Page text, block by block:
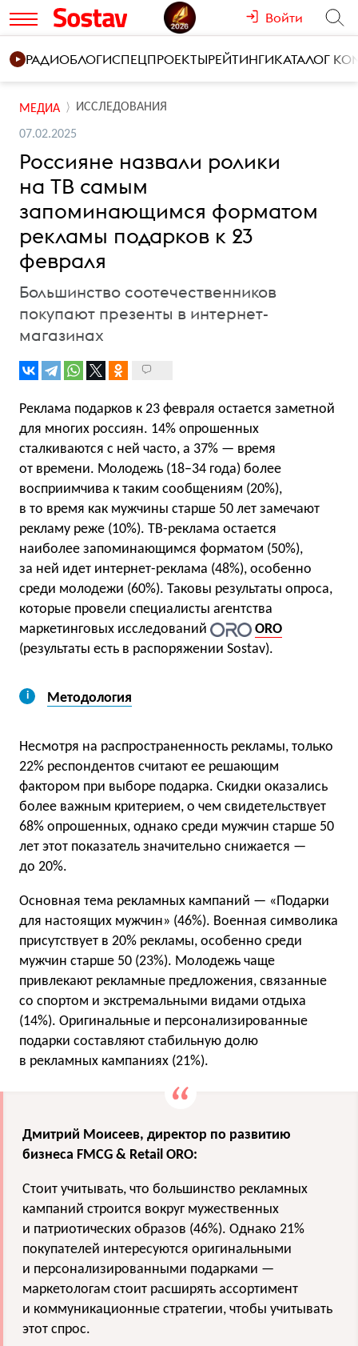
Войти
РАДИОБЛОГИСПЕЦПРОЕКТЫРЕЙТИНГИКАТАЛОГ
МЕДИА ИССЛЕДОВАНИЯ
07.02.2025
Россияне назвали ролики
на ТВ самым
запоминающимся форматом
рекламы подарков к 23
февраля
Большинство соотечественников
покупают презенты в интернет-
магазинах
Реклама подарков к 23 февраля остается заметной
для многих россиян. 14% опрошенных
сталкиваются с ней часто, а 37% — время
от времени. Молодежь (18−34 года) более
восприимчива к таким сообщениям (20%),
в то время как мужчины старше 50 лет замечают
рекламу реже (10%). ТВ-реклама остается
наиболее запоминающимся форматом (50%),
за ней идет интернет-реклама (48%), особенно
среди молодежи (60%). Таковы результаты опроса,
которые провели специалисты агентства
маркетинговых исследований
ORO
(результаты есть в распоряжении Sostav).
Методология
Несмотря на распространенность рекламы, только
22% респондентов считают ее решающим
фактором при выборе подарка. Скидки оказались
более важным критерием, о чем свидетельствует
68% опрошенных, однако среди мужчин старше 50
лет этот показатель значительно снижается —
до 20%.
Основная тема рекламных кампаний — «Подарки
для настоящих мужчин» (46%). Военная символика
присутствует в 20% рекламы, особенно среди
мужчин старше 50 (23%). Молодежь чаще
привлекают рекламные предложения, связанные
со спортом и экстремальными видами отдыха
(14%). Оригинальные и персонализированные
подарки составляют стабильную долю
в рекламных кампаниях (21%).
Дмитрий Моисеев, директор по развитию
бизнеса FMCG & Retail ORO:
Стоит учитывать, что большинство рекламных
кампаний строится вокруг мужественных
и патриотических образов (46%). Однако 21%
покупателей интересуются оригинальными
и персонализированными подарками —
маркетологам стоит расширять ассортимент
и коммуникационные стратегии, чтобы учитывать
этот спрос.